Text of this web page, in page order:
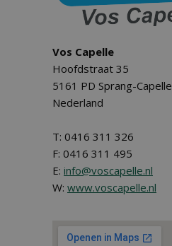
Vos Capelle
Hoofdstraat 35
5161 PD Sprang-Capelle
Nederland
T: 0416 311 326
F: 0416 311 495
E: info@voscapelle.nl
W: www.voscapelle.nl